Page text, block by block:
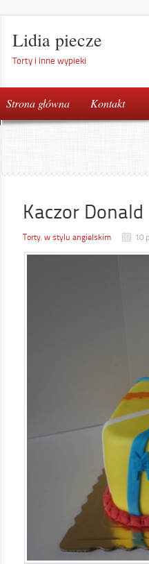
Lidia piecze
Torty i inne wypieki
Strona główna Kontakt
Kaczor
Torty, w stylu angielskim 10